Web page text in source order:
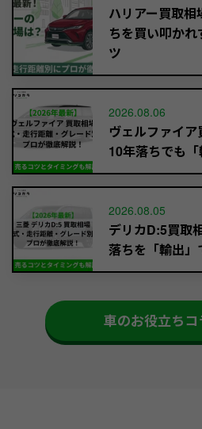
ハリアー買取相
ちを買い叩か
ツ
2026.08.06
ヴェルファイア
10年落ちでも
2026.08.05
デリカD:5買取
落ちを「輸出」
車のお役立ちコ